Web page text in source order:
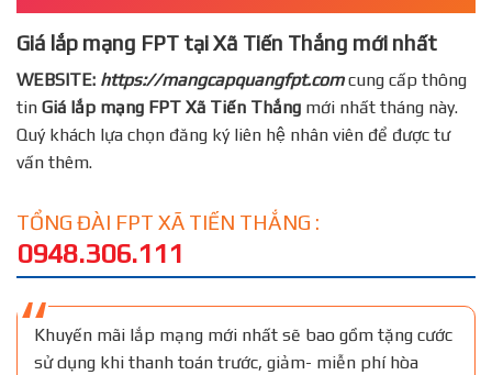
Giá lắp mạng FPT tại Xã Tiến Thắng mới nhất
WEBSITE: https://mangcapquangfpt.comcung cấp thông
tin Giá lắp mạng FPT Xã Tiến Thắng mới nhất tháng này.
Quý khách lựa chọn đăng ký liên hệ nhân viên để được tư
vấn thêm.
TỔNG ĐÀI FPT XÃ TIẾN THẮNG :
0948.306.111
Khuyến mãi lắp mạng mới nhất sẽ bao gồm tặng cước
sử dụng khi thanh toán trước, giảm- miễn phí hòa